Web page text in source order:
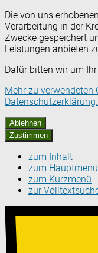
Die von uns
Verarbeitung in der
Zwecke gespeichert
Leistungen anbieten
Dafür bitten wir um
Mehr zu verwendeten
Datenschutzerklärung.
Ablehnen
Zustimmen
zum Inhalt
zum Hauptmenü
zum Kurzmenü
zur